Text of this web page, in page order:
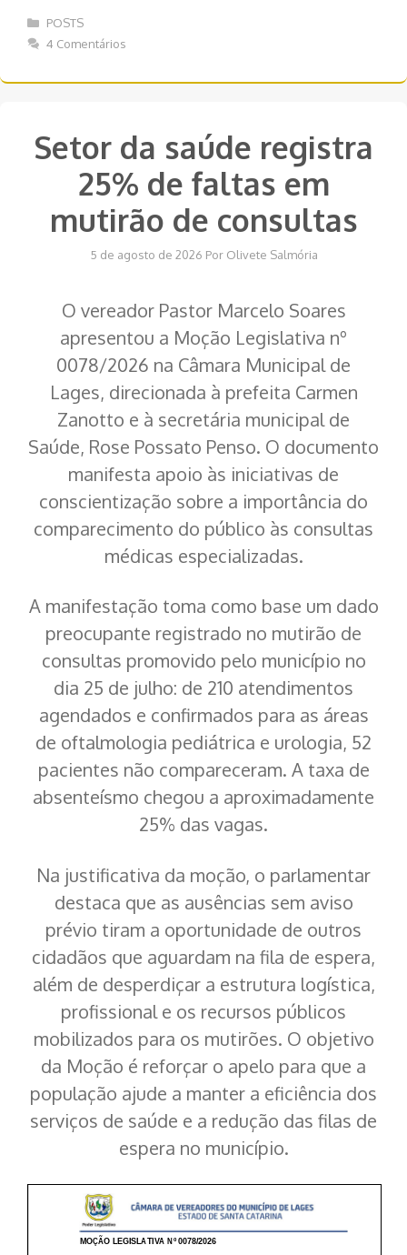
Categorias
POSTS
4 Comentários
Setor da saúde registra
25% de faltas em
mutirão de consultas
5 de agosto de 2026 Por Olivete Salmória
O vereador Pastor Marcelo Soares
apresentou a Moção Legislativa nº
0078/2026 na Câmara Municipal de
Lages, direcionada à prefeita Carmen
Zanotto e à secretária municipal de
Saúde, Rose Possato Penso. O documento
manifesta apoio às iniciativas de
conscientização sobre a importância do
comparecimento do público às consultas
médicas especializadas.
A manifestação toma como base um dado
preocupante registrado no mutirão de
consultas promovido pelo município no
dia 25 de julho: de 210 atendimentos
agendados e confirmados para as áreas
de oftalmologia pediátrica e urologia, 52
pacientes não compareceram. A taxa de
absenteísmo chegou a aproximadamente
25% das vagas.
Na justificativa da moção, o parlamentar
destaca que as ausências sem aviso
prévio tiram a oportunidade de outros
cidadãos que aguardam na fila de espera,
além de desperdiçar a estrutura logística,
profissional e os recursos públicos
mobilizados para os mutirões. O objetivo
da Moção é reforçar o apelo para que a
população ajude a manter a eficiência dos
serviços de saúde e a redução das filas de
espera no município.